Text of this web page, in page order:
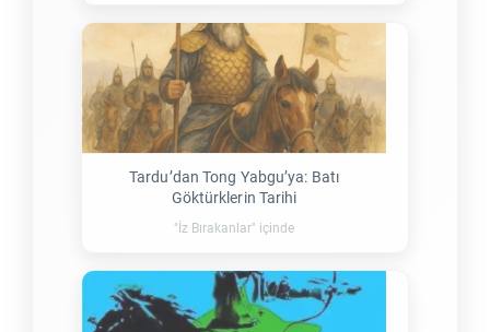
Tardu’dan Tong Yabgu’ya: Batı
Göktürklerin Tarihi
"İz Bırakanlar" içinde